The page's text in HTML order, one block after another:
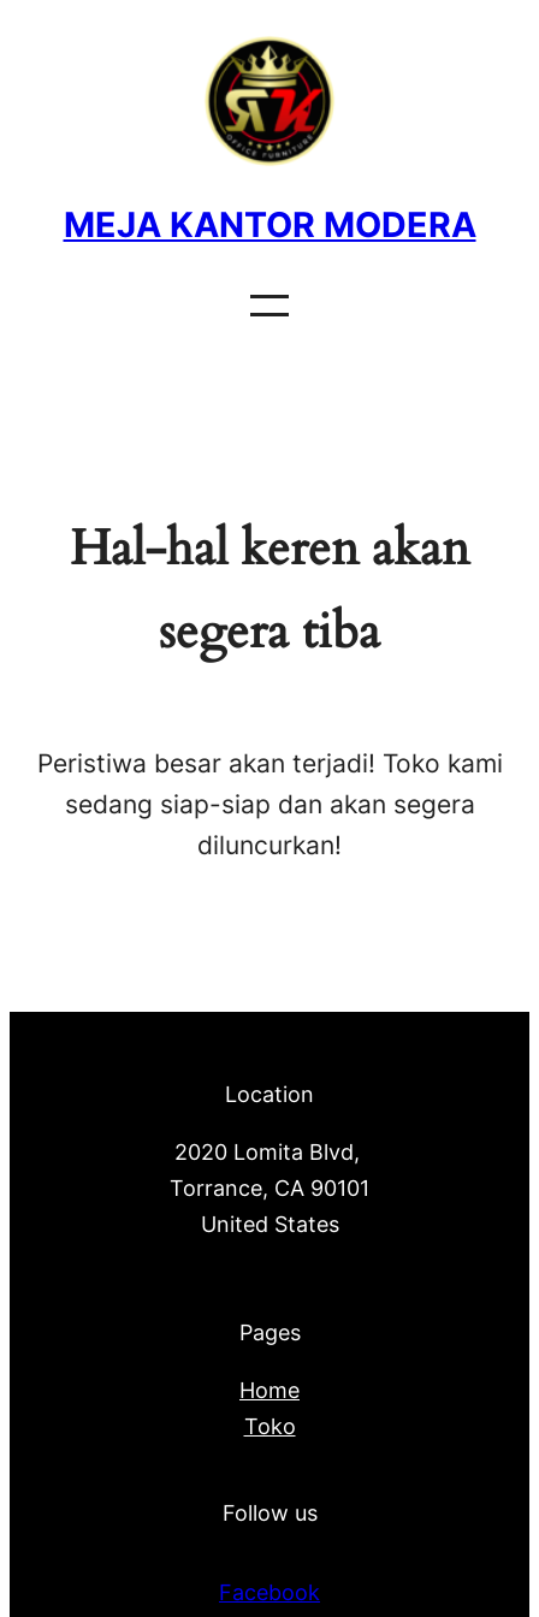
MEJA KANTOR MODERA
Hal-hal keren akan
segera tiba
Peristiwa besar akan terjadi! Toko kami
sedang siap-siap dan akan segera
diluncurkan!
Location
2020 Lomita Blvd,
Torrance, CA 90101
United States
Pages
Home
Toko
Follow us
Facebook